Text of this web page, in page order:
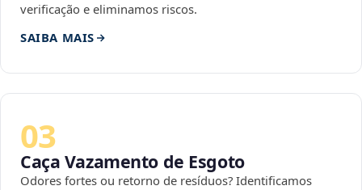
verificação e eliminamos riscos.
SAIBA MAIS
03
Caça Vazamento de Esgoto
Odores fortes ou retorno de resíduos? Identificamos